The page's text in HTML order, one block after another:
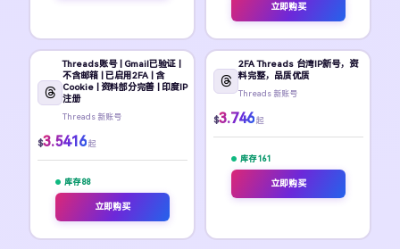
立即购买
Threads账号 | Gmail已验证 |
不含邮箱 | 已启用2FA | 含
Cookie | 资料部分完善 | 印度IP
注册
Threads 新账号
$3.5416 起
库存 88
立即购买
2FA Threads 台湾IP新号，资
料完整，品质优质
Threads 新账号
$3.746 起
库存 161
立即购买